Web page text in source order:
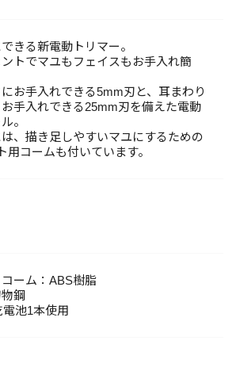
きる新電動トリマー。
トでマユもフェイスもお手入れ簡
お手入れできる5mm刃と、耳まわり
手入れできる25mm刃を備えた電動
。
、描き足しやすいマユにするための
用コームも付いています。
ーム：ABS樹脂
鋼
池1本使用